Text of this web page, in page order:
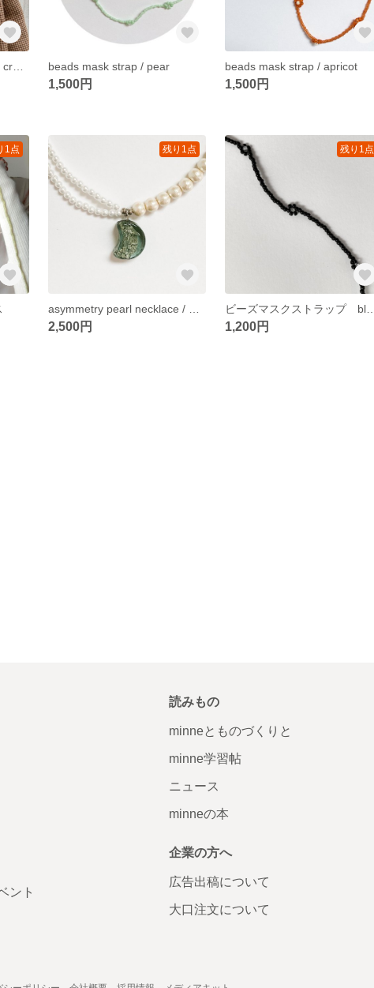
beads mask strap / peach cream beads mask strap / pear
1,500円
beads mask strap / apricot
1,500円
1点 残り1点
2,500円
残り1点
1,200円
ント
読みもの
minneとものづくりと
minne学習帖
ニュース
minneの本
企業の方へ
広告出稿について
大口注文について